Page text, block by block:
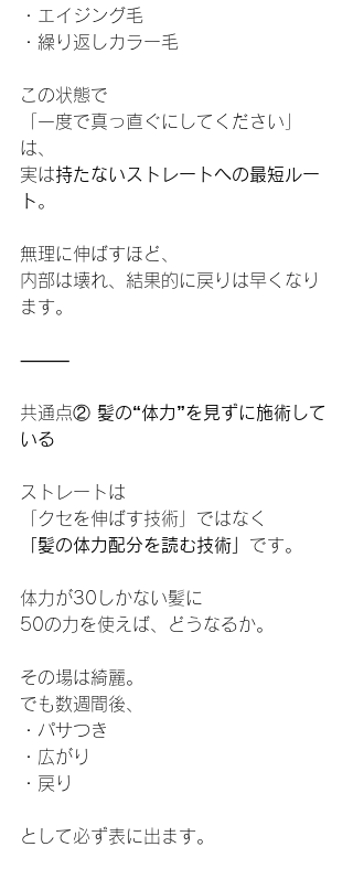
・エイジング毛
・繰り返しカラー毛
この状態で
「一度で真っ直ぐにしてください」
は、
実は持たないストレートへの最短ルー
ト。
無理に伸ばすほど、
内部は壊れ、結果的に戻りは早くなり
ます。
⸻
共通点② 髪の“体力”を見ずに施術して
いる
ストレートは
「クセを伸ばす技術」ではなく
「髪の体力配分を読む技術」 です。
体力が30しかない髪に
50の力を使えば、どうなるか。
その場は綺麗。
でも数週間後、
・パサつき
・広がり
・戻り
として必ず表に出ます。